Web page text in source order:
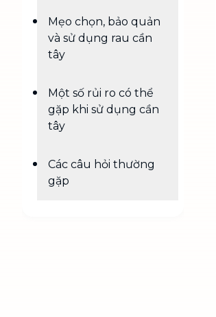
Mẹo chọn, bảo quản
và sử dụng rau cần
tây
Một số rủi ro có thể
gặp khi sử dụng cần
tây
Các câu hỏi thường
gặp